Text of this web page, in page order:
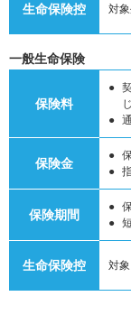
生命保険控 対
一般生命保険
保険料
保険金
保険期間
生命保険控 対象